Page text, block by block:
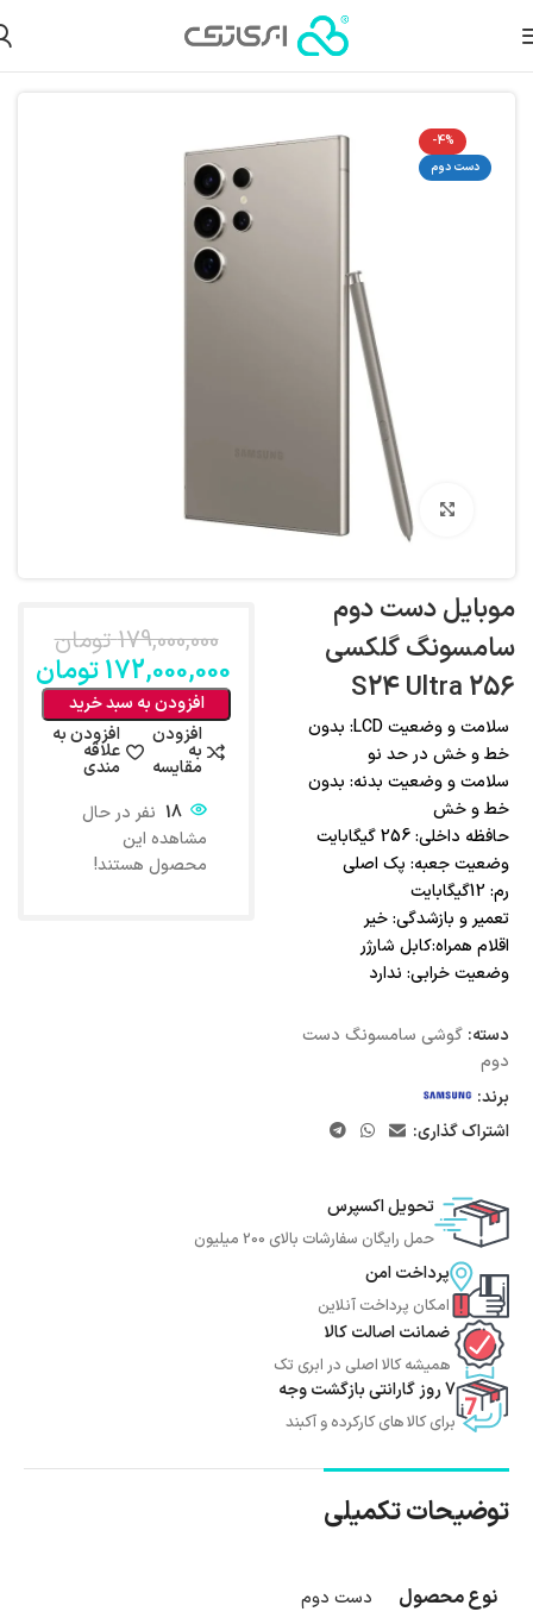
گوشی موبایل دست دوم
-4%
دست دوم
بزرگنمایی تصویر
موبایل دست دوم
سامسونگ گلکسی
256 S24 Ultra
سلامت و وضعیت LCD: بدون
خط و خش در حد نو
سلامت و وضعیت بدنه: بدون
خط و خش
حافظه داخلی: 256 گیگابایت
وضعیت جعبه: پک اصلی
رم: 12گیگابایت
تعمیر و بازشدگی: خیر
اقلام همراه:کابل شارژر
وضعیت خرابی: ندارد
دسته: گوشی سامسونگ دست
دوم
برند:
اشتراک گذاری:
179,000,000 تومان
172,000,000تومان
افزودن به سبد خرید
افزودن
به
مقایسه
افزودن به
علاقه
مندی
18 نفر در حال
مشاهده این
محصول هستند!
تحویل اکسپرس
حمل رایگان سفارشات بالای 200 میلیون
پرداخت امن
امکان پرداخت آنلاین
ضمانت اصالت کالا
همیشه کالا اصلی در ابری تک
7 روز گارانتی بازگشت وجه
برای کالا های کارکرده و آکبند
توضیحات تکمیلی
نوع محصول دست دوم